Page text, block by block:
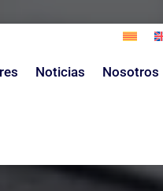
Noticias Nosotros